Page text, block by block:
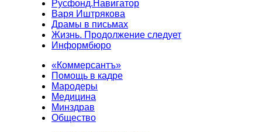
Русфонд.Навигатор
Варя Иштрякова
Драмы в письмах
Жизнь. Продолжение следует
Информбюро
«Коммерсантъ»
Помощь в кадре
Мародеры
Медицина
Минздрав
Общество